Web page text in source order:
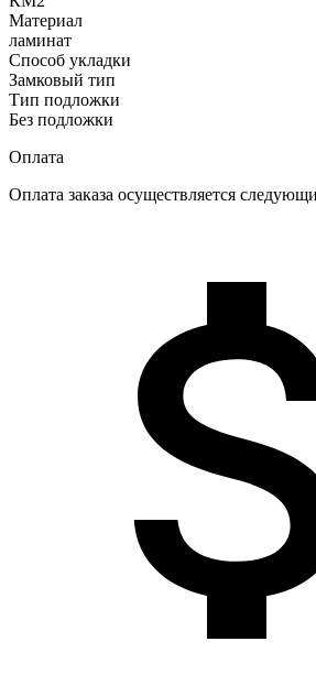
Материал
ламинат
Способ укладки
Замковый тип
Тип подложки
Без подложки
Оплата
Оплата заказа осуществляется